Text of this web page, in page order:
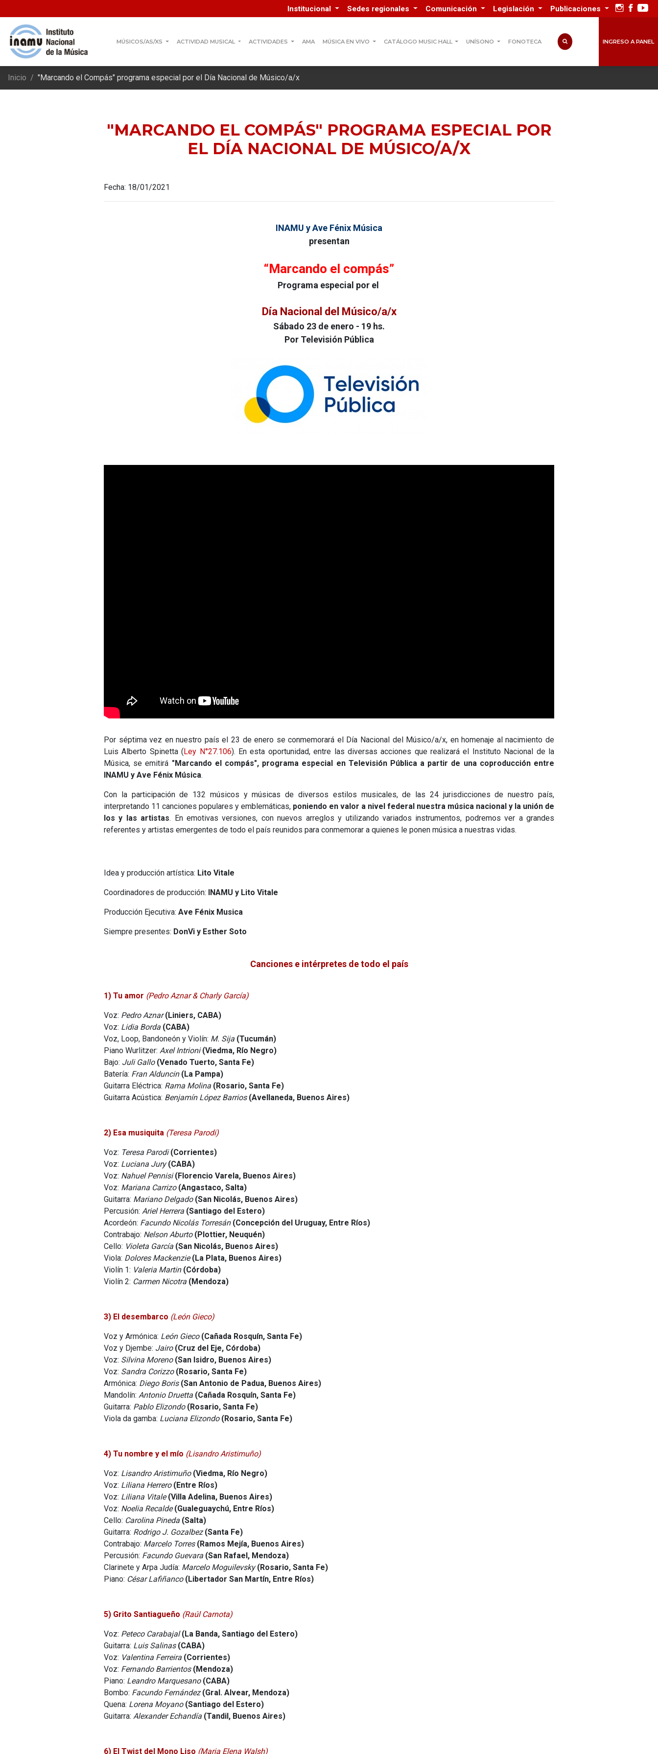
Institucional Sedes regionales Comunicación Legislación Publicaciones
MÚSICOS/AS/XS ACTIVIDAD MUSICAL ACTIVIDADES AMA MÚSICA EN VIVO CATÁLOGO MUSIC HALL UNÍSONO FONOTECA INGRESO A PANEL
Inicio "Marcando el Compás" programa especial por el Día Nacional de Músico/a/x
"MARCANDO EL COMPÁS" PROGRAMA ESPECIAL POR
EL DÍA NACIONAL DE MÚSICO/A/X
Fecha: 18/01/2021
INAMU y Ave Fénix Música
presentan
“Marcando el compás”
Programa especial por el
Día Nacional del Músico/a/x
Sábado 23 de enero - 19 hs.
Por Televisión Pública
Por séptima vez en nuestro país el 23 de enero se conmemorará el Día Nacional del Músico/a/x, en homenaje al nacimiento de
Luis Alberto Spinetta (Ley N°27.106). En esta oportunidad, entre las diversas acciones que realizará el Instituto Nacional de la
Música, se emitirá "Marcando el compás", programa especial en Televisión Pública a partir de una coproducción entre
INAMU y Ave Fénix Música.
Con la participación de 132 músicos y músicas de diversos estilos musicales, de las 24 jurisdicciones de nuestro país,
interpretando 11 canciones populares y emblemáticas, poniendo en valor a nivel federal nuestra música nacional y la unión de
los y las artistas. En emotivas versiones, con nuevos arreglos y utilizando variados instrumentos, podremos ver a grandes
referentes y artistas emergentes de todo el país reunidos para conmemorar a quienes le ponen música a nuestras vidas.
Idea y producción artística: Lito Vitale
Coordinadores de producción: INAMU y Lito Vitale
Producción Ejecutiva: Ave Fénix Musica
Siempre presentes: DonVi y Esther Soto
Canciones e intérpretes de todo el país
1) Tu amor (Pedro Aznar & Charly García)
Voz: Pedro Aznar (Liniers, CABA)
Voz: Lidia Borda (CABA)
Voz, Loop, Bandoneón y Violín: M. Sija (Tucumán)
Piano Wurlitzer: Axel Intrioni(Viedma, Río Negro)
Bajo: Juli Gallo (Venado Tuerto, Santa Fe)
Batería: Fran Alduncin (La Pampa)
Guitarra Eléctrica: Rama Molina (Rosario, Santa Fe)
Guitarra Acústica: Benjamín López Barrios (Avellaneda, Buenos Aires)
2) Esa musiquita (Teresa Parodi)
Voz: Teresa Parodi(Corrientes)
Voz: Luciana Jury (CABA)
Voz: Nahuel Pennisi (Florencio Varela, Buenos Aires)
Voz: Mariana Carrizo (Angastaco, Salta)
Guitarra: Mariano Delgado(San Nicolás, Buenos Aires)
Percusión: Ariel Herrera (Santiago del Estero)
Acordeón: Facundo Nicolás Torresán (Concepción del Uruguay, Entre Ríos)
Contrabajo: Nelson Aburto(Plottier, Neuquén)
Cello: Violeta García (San Nicolás, Buenos Aires)
Viola: Dolores Mackenzie (La Plata, Buenos Aires)
Violín 1: Valeria Martin(Córdoba)
Violín 2: Carmen Nicotra (Mendoza)
3) El desembarco (León Gieco)
Voz y Armónica: León Gieco (Cañada Rosquín, Santa Fe)
Voz y Djembe: Jairo (Cruz del Eje, Córdoba)
Voz: Silvina Moreno (San Isidro, Buenos Aires)
Voz: Sandra Corizzo (Rosario, Santa Fe)
Armónica: Diego Boris(San Antonio de Padua, Buenos Aires)
Mandolín: Antonio Druetta (Cañada Rosquín, Santa Fe)
Guitarra: Pablo Elizondo(Rosario, Santa Fe)
Viola da gamba: Luciana Elizondo (Rosario, Santa Fe)
4) Tu nombre y el mío (Lisandro Aristimuño)
Voz: Lisandro Aristimuño (Viedma, Río Negro)
Voz: Liliana Herrero (Entre Ríos)
Voz: Liliana Vitale (Villa Adelina, Buenos Aires)
Voz: Noelia Recalde (Gualeguaychú, Entre Ríos)
Cello: Carolina Pineda (Salta)
Guitarra: Rodrigo J. Gozalbez (Santa Fe)
Contrabajo: Marcelo Torres (Ramos Mejía, Buenos Aires)
Percusión: Facundo Guevara (San Rafael, Mendoza)
Clarinete y Arpa Judía: Marcelo Moguilevsky (Rosario, Santa Fe)
Piano: César Lafiñanco (Libertador San Martín, Entre Ríos)
5) Grito Santiagueño (Raúl Carnota)
Voz: Peteco Carabajal (La Banda, Santiago del Estero)
Guitarra: Luis Salinas(CABA)
Voz: Valentina Ferreira (Corrientes)
Voz: Fernando Barrientos(Mendoza)
Piano: Leandro Marquesano (CABA)
Bombo: Facundo Fernández(Gral. Alvear, Mendoza)
Quena: Lorena Moyano (Santiago del Estero)
Guitarra: Alexander Echandía (Tandil, Buenos Aires)
6) El Twist del Mono Liso (Maria Elena Walsh)